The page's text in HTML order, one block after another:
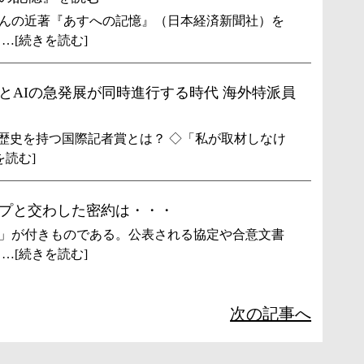
の近著『あすへの記憶』（日本経済新聞社）を
…[続きを読む]
AIの急発展が同時進行する時代 海外特派員
史を持つ国際記者賞とは？ ◇「私が取材しなけ
読む]
と交わした密約は・・・
が付きものである。公表される協定や合意文書
…[続きを読む]
次の記事へ